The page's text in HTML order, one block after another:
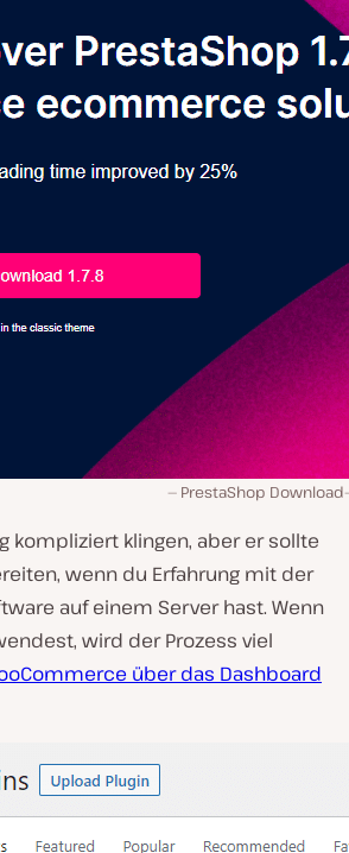
PrestaShop
kompliziert klingen, aber er sollte
wenn du Erfahrung mit der
auf einem Server hast. Wenn
wird der Prozess viel
über das Dashboard